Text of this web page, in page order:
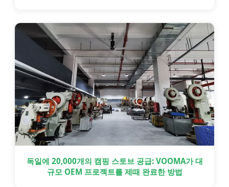
독일에 20,000개의 캠핑 스토브 공급: VOOMA가 대
규모 OEM 프로젝트를 제때 완료한 방법